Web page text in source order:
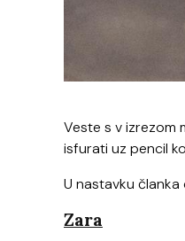
Veste s v izrezom
isfurati uz pencil
U nastavku
Zara